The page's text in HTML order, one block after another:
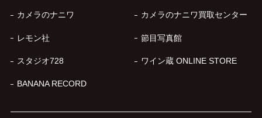
カメラのナニワ カメラのナニワ買取センター
レモン社 節目写真館
スタジオ728 ワイン蔵 ONLINE STORE
BANANA RECORD